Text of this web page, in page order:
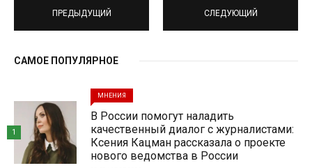
ПРЕДЫДУЩИЙ СЛЕДУЮЩИЙ
САМОЕ ПОПУЛЯРНОЕ
МНЕНИЯ
В России помогут наладить
качественный диалог с журналистами:
Ксения Кацман рассказала о проекте
нового ведомства в России
1